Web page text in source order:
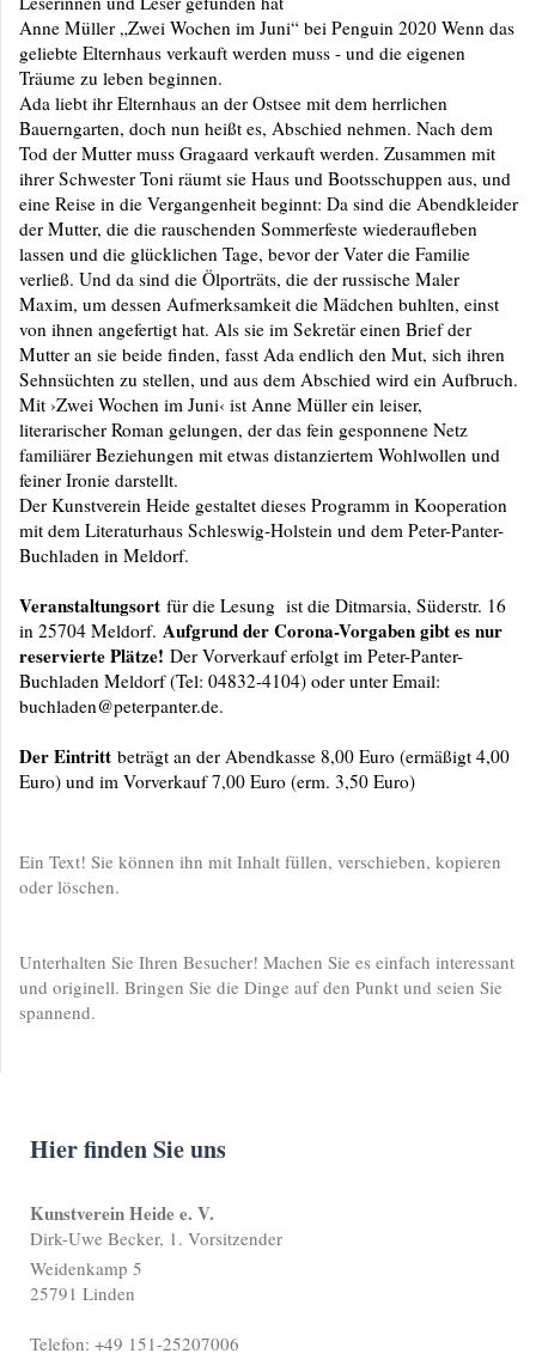
Anne Müller „Zwei Wochen im Juni“ bei Penguin 2020 Wenn das
geliebte Elternhaus verkauft werden muss - und die eigenen
Träume zu leben beginnen.
Ada liebt ihr Elternhaus an der Ostsee mit dem herrlichen
Bauerngarten, doch nun heißt es, Abschied nehmen. Nach dem
Tod der Mutter muss Gragaard verkauft werden. Zusammen mit
ihrer Schwester Toni räumt sie Haus und Bootsschuppen aus, und
eine Reise in die Vergangenheit beginnt: Da sind die Abendkleider
der Mutter, die die rauschenden Sommerfeste wiederaufleben
lassen und die glücklichen Tage, bevor der Vater die Familie
verließ. Und da sind die Ölporträts, die der russische Maler
Maxim, um dessen Aufmerksamkeit die Mädchen buhlten, einst
von ihnen angefertigt hat. Als sie im Sekretär einen Brief der
Mutter an sie beide finden, fasst Ada endlich den Mut, sich ihren
Sehnsüchten zu stellen, und aus dem Abschied wird ein Aufbruch.
Mit ›Zwei Wochen im Juni‹ ist Anne Müller ein leiser,
literarischer Roman gelungen, der das fein gesponnene Netz
familiärer Beziehungen mit etwas distanziertem Wohlwollen und
feiner Ironie darstellt.
Der Kunstverein Heide gestaltet dieses Programm in Kooperation
mit dem Literaturhaus Schleswig-Holstein und dem Peter-Panter-
Buchladen in Meldorf.
Veranstaltungsort für die Lesung ist die Ditmarsia, Süderstr. 16
in 25704 Meldorf. Aufgrund der Corona-Vorgaben gibt es nur
reservierte Plätze! Der Vorverkauf erfolgt im Peter-Panter-
Buchladen Meldorf (Tel: 04832-4104) oder unter Email:
buchladen@peterpanter.de.
Der Eintritt beträgt an der Abendkasse 8,00 Euro (ermäßigt 4,00
Euro) und im Vorverkauf 7,00 Euro (erm. 3,50 Euro)
Ein Text! Sie können ihn mit Inhalt füllen, verschieben, kopieren
oder löschen.
Unterhalten Sie Ihren Besucher! Machen Sie es einfach interessant
und originell. Bringen Sie die Dinge auf den Punkt und seien Sie
spannend.
Hier finden Sie uns
Kunstverein Heide e. V.
Dirk-Uwe Becker, 1. Vorsitzender
Weidenkamp 5
25791 Linden
Telefon: +49 151-25207006